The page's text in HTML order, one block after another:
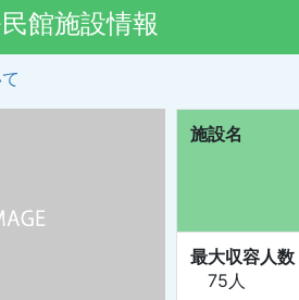
館施設情報
施設名
最大収容人数
75人